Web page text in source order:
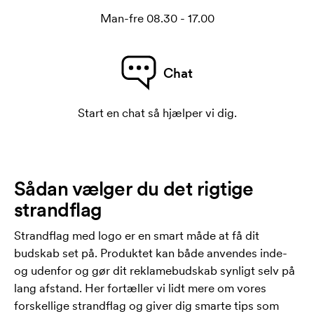
Man-fre 08.30 - 17.00
Chat
Start en chat så hjælper vi dig.
Sådan vælger du det rigtige
strandflag
Strandflag med logo er en smart måde at få dit
budskab set på. Produktet kan både anvendes inde-
og udenfor og gør dit reklamebudskab synligt selv på
lang afstand. Her fortæller vi lidt mere om vores
forskellige strandflag og giver dig smarte tips som